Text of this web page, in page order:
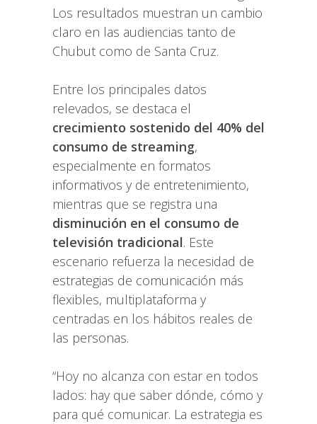
Los resultados muestran un cambio
claro en las audiencias tanto de
Chubut como de Santa Cruz.
Entre los principales datos
relevados, se destaca el
crecimiento sostenido del 40% del
consumo de streaming,
especialmente en formatos
informativos y de entretenimiento,
mientras que se registra una
disminución en el consumo de
televisión tradicional. Este
escenario refuerza la necesidad de
estrategias de comunicación más
flexibles, multiplataforma y
centradas en los hábitos reales de
las personas.
“Hoy no alcanza con estar en todos
lados: hay que saber dónde, cómo y
para qué comunicar. La estrategia es